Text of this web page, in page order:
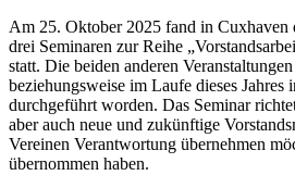
Am 25. Oktober 2025 fand in Cuxhaven
drei Seminaren zur Reihe
statt. Die beiden anderen
beziehungsweise im Laufe dieses
durchgeführt worden. Das Seminar
aber auch neue und zukünftige
Vereinen Verantwortung übernehmen
übernommen haben.